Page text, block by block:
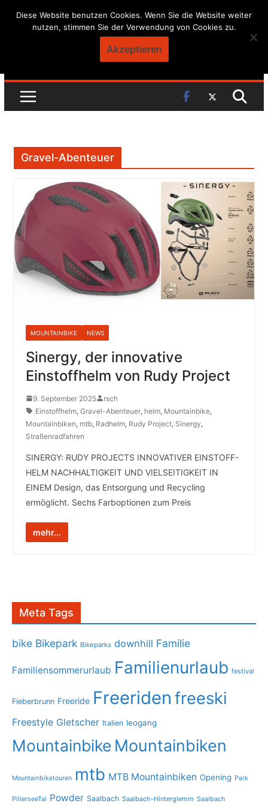
Skip
Gravel-Abenteuer
MOUNTAINBIKE NEWS
Sinergy, der innovative
Einstoffhelm von Rudy Project
9. September 2025
rsch
Einstoffhelm, Gravel-Abenteuer, helm, Mountainbike,
Mountainbiken, mtb, Radhelm, Rudy Project, Sinergy,
Straßenradfahren
SINERGY: RUDY PROJECTS INNOVATIVER EINSTOFF-
HELM NACHHALTIGKEIT UND VIELSEITIGKEIT IN
EINEM Design, das Entsorgung und Recycling
ermöglicht. Sechs Farboptionen zum Preis
mehr...
Meta Tags
bike Bikepark Bikeparks downhill Familie
Familiensommerurlaub Familienurlaub festival
Fieberbrunn Freeride Freeriden freeski
Freestyle Gletscher Italien leogang
Mountainbike Mountainbiken
Mountainbiketouren mtb MTB Mountainbiken Opening Park
PillerseeTal Powder Saalbach Saalbach-Hinterglemm Saalbach
Diese Website benutzen Cookies. Wenn Sie die Website weiter
nutzen, stimmen Sie der Verwendung von Cookies zu.
Akzeptieren